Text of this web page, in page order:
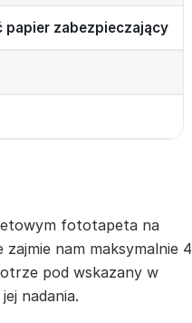
zabezpieczający
fototapeta na
nam maksymalnie 4
pod wskazany w
nadania.